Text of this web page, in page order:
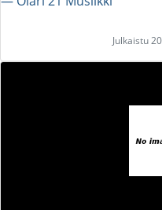
Julkaistu